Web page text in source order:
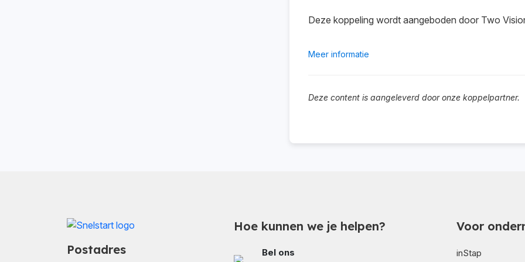
Deze koppeling wordt aangeboden door Two
Meer informatie
Deze content is aangeleverd door onze koppelpartner.
Postadres
Hoe kunnen we je helpen?
Bel ons
Voor
inStap